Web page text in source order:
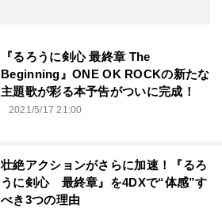
『るろうに剣心 最終章 The
Beginning』ONE OK ROCKの新たな
主題歌が彩る本予告がついに完成！
2021/5/17 21:00
壮絶アクションがさらに加速！『るろ
うに剣心 最終章』を4DXで“体感”す
べき3つの理由